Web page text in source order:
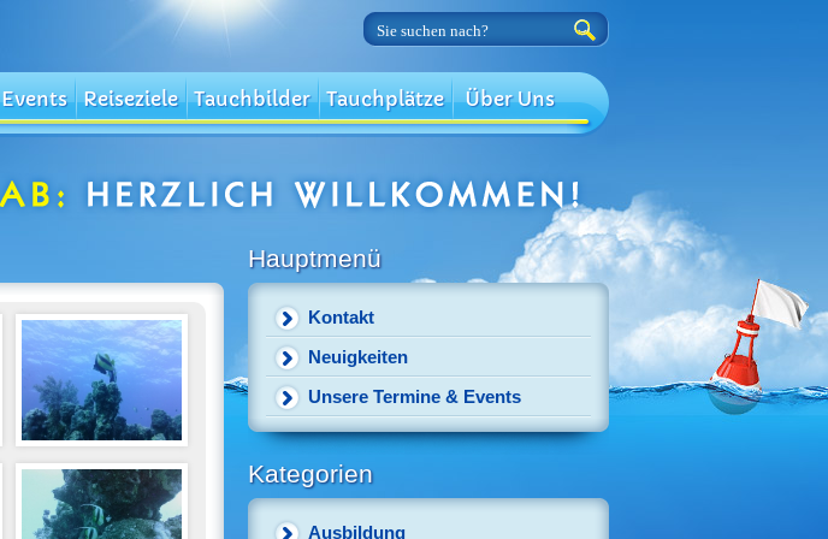
Events Reiseziele Tauchbilder Tauchplätze Über Uns
Hauptmenü
Kontakt
Neuigkeiten
Unsere Termine & Events
Kategorien
Ausbildung